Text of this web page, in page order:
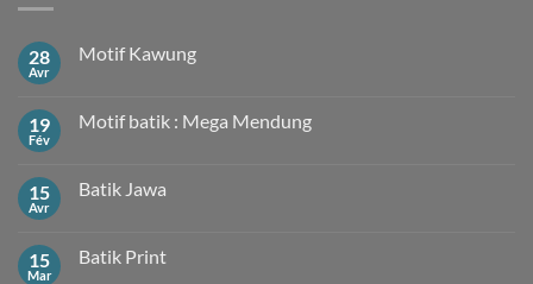
28
Avr
Motif Kawung
Motif
19
Fév
Motif batik : Mega Mendung
Motif
Mendung
15
Avr
Batik Jawa
Batik
15
Mar
Batik Print